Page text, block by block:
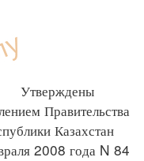
Утверждены
Правительства
Казахстан
2008 года N 84